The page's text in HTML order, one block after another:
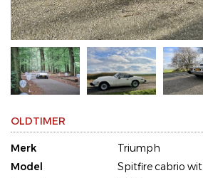
OLDTIMER
Merk
Triumph
Model
Spitfire cabrio wit